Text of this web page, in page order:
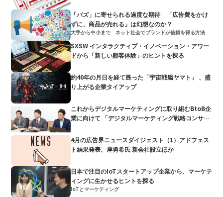
「バズ」に寄せられる過度な期待 「広告費をかけ
ずに、商品が売れる」は幻想なのか？
大手から中小まで ネット社会でブランドが信頼を得る方法
SXSW インタラクティブ・イノベーション・アワー
ドから「新しい顧客体験」のヒントを探る
約40年の月日を経て甦った「宇宙戦艦ヤマト」 、盛
り上がる企業タイアップ
これからデジタルマーケティングに取り組むBtoB企
業に向けて 「デジタルマーケティング戦略コンサル
4月の広告界ニュースダイジェスト（1）アドフェス
ト結果発表、岸勇希氏 新会社設立ほか
日本で注目のIoTスタートアップ企業から、マーケテ
ィングに生かせるヒントを探る
IoTとマーケティング